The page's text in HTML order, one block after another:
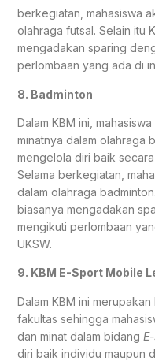
berkegiatan, mahasiswa
olahraga futsal. Selain itu
mengadakan sparing
perlombaan yang ada di
8. Badminton
Dalam KBM ini,
minatnya dalam olahraga
mengelola diri baik
Selama berkegiatan,
dalam olahraga
biasanya mengadakan
mengikuti perlombaan
UKSW.
9. KBM E-Sport Mobile
Dalam KBM ini
fakultas sehingga
dan minat dalam bidang
diri baik individu maupun